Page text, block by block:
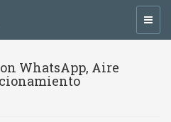
WhatsApp, Aire